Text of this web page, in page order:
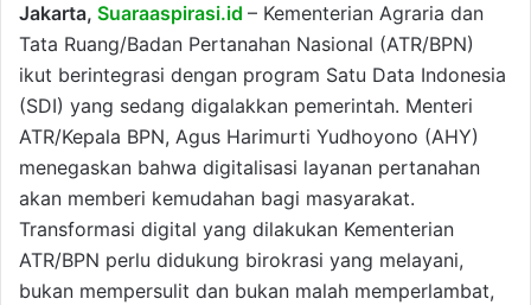
Jakarta, Suaraaspirasi.id – Kementerian Agraria dan
Tata Ruang/Badan Pertanahan Nasional (ATR/BPN)
ikut berintegrasi dengan program Satu Data Indonesia
(SDI) yang sedang digalakkan pemerintah. Menteri
ATR/Kepala BPN, Agus Harimurti Yudhoyono (AHY)
menegaskan bahwa digitalisasi layanan pertanahan
akan memberi kemudahan bagi masyarakat.
Transformasi digital yang dilakukan Kementerian
ATR/BPN perlu didukung birokrasi yang melayani,
bukan mempersulit dan bukan malah memperlambat,